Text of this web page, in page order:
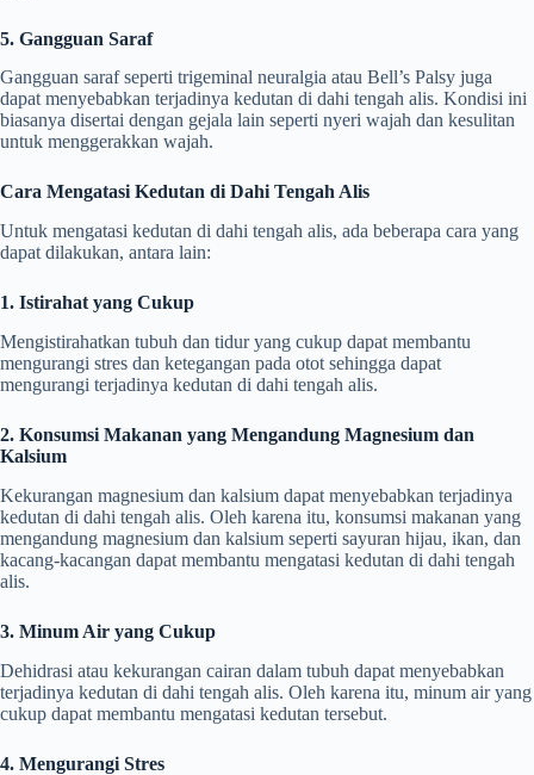
5. Gangguan Saraf
Gangguan saraf seperti trigeminal neuralgia atau Bell’s Palsy juga
dapat menyebabkan terjadinya kedutan di dahi tengah alis. Kondisi ini
biasanya disertai dengan gejala lain seperti nyeri wajah dan kesulitan
untuk menggerakkan wajah.
Cara Mengatasi Kedutan di Dahi Tengah Alis
Untuk mengatasi kedutan di dahi tengah alis, ada beberapa cara yang
dapat dilakukan, antara lain:
1. Istirahat yang Cukup
Mengistirahatkan tubuh dan tidur yang cukup dapat membantu
mengurangi stres dan ketegangan pada otot sehingga dapat
mengurangi terjadinya kedutan di dahi tengah alis.
2. Konsumsi Makanan yang Mengandung Magnesium dan
Kalsium
Kekurangan magnesium dan kalsium dapat menyebabkan terjadinya
kedutan di dahi tengah alis. Oleh karena itu, konsumsi makanan yang
mengandung magnesium dan kalsium seperti sayuran hijau, ikan, dan
kacang-kacangan dapat membantu mengatasi kedutan di dahi tengah
alis.
3. Minum Air yang Cukup
Dehidrasi atau kekurangan cairan dalam tubuh dapat menyebabkan
terjadinya kedutan di dahi tengah alis. Oleh karena itu, minum air yang
cukup dapat membantu mengatasi kedutan tersebut.
4. Mengurangi Stres